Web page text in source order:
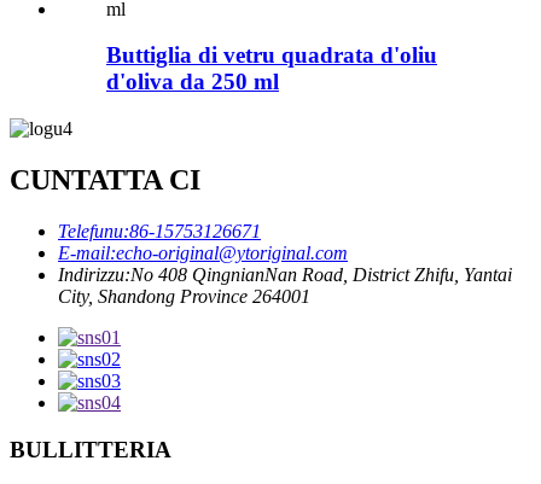
Buttiglia di vetru quadrata d'oliu
d'oliva da 250 ml
CUNTATTA CI
Telefunu:86-15753126671
E-mail:echo-original@ytoriginal.com
Indirizzu:No 408 QingnianNan Road, District Zhifu, Yantai
City, Shandong Province 264001
BULLITTERIA